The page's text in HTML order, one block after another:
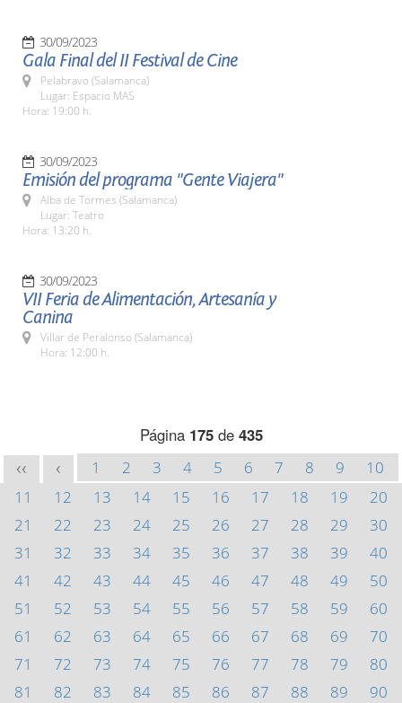
30/09/2023
Gala Final del II Festival de Cine
Pelabravo (Salamanca)
Lugar: Espacio MAS
Hora: 19:00 h.
30/09/2023
Emisión del programa "Gente Viajera"
Alba de Tormes (Salamanca)
Lugar: Teatro
Hora: 13:20 h.
30/09/2023
VII Feria de Alimentación, Artesanía y
Canina
Villar de Peralonso (Salamanca)
Hora: 12:00 h.
Página 175de 435
<< < 1 2 3 4 5 6 7 8 9
10
11
12 13 14 15 16 17 18 19
20
21
22 23 24 25 26 27 28 29
30
31
32 33 34 35 36 37 38 39
40
41
42 43 44 45 46 47 48 49
50
51
52 53 54 55 56 57 58 59
60
61
62 63 64 65 66 67 68 69
70
71
72 73 74 75 76 77 78 79
80
81
82 83 84 85 86 87 88 89
90